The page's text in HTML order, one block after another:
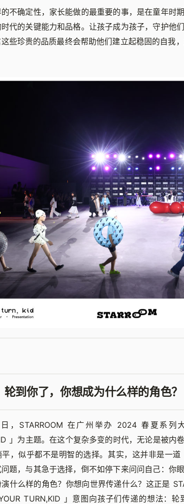
不确定性，家长能做的最重要的事，是在童年时
代的关键能力和品格。让孩子成为孩子，守护他
些珍贵的品质最终会帮助他们建立起稳固的自我
到你了，你想成为什么样的角色？
，STARROOM 在广州举办 2024 春夏系列
」为主题。在这个复杂多变的时代，无论是被内
，似乎都不是明智的选择。其实，这并非是一道
题，与其急于选择，倒不如停下来问问自己：你
什么样的角色？你想向世界传递什么？这正是
TURN,KID 」意图向孩子们传递的想法：